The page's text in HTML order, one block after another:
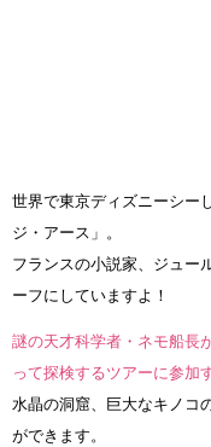
世界で東京ディズニーシー
ジ・アース」。
フランスの小説家、ジュー
ーフにしていますよ！
謎の天才科学者・ネモ船長
って探検するツアーに参加
水晶の洞窟、巨大なキノコ
ができます。